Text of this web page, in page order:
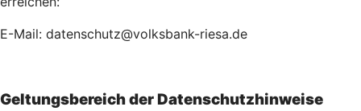
E-Mail: datenschutz@volksbank-riesa.de
Geltungsbereich der Datenschutzhinweise